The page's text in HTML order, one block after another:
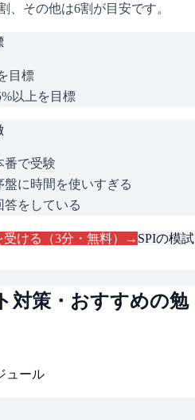
、その他は6割が目安です。
目標
以上を目標
番で受験
に時間を使いすぎる
答をしている
受ける（3分・無料）→ SPIの模試
対策・おすすめの勉
ュール